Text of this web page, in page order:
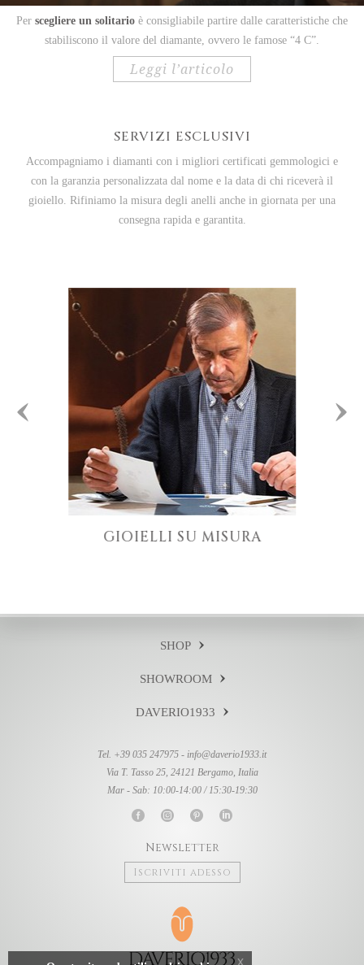
Per scegliere un solitario è consigliabile partire dalle caratteristiche che
stabiliscono il valore del diamante, ovvero le famose “4 C”.
leggi l’articolo
SERVIZI ESCLUSIVI
Accompagniamo i diamanti con i migliori certificati gemmologici e
con la garanzia personalizzata dal nome e la data di chi riceverà il
gioiello. Rifiniamo la misura degli anelli anche in giornata per una
consegna rapida e garantita.
GIOIELLI SU MISURA
SHOP
SHOWROOM
DAVERIO1933
Tel. +39 035 247975 - info@daverio1933.it
Via T. Tasso 25, 24121 Bergamo, Italia
Mar - Sab: 10:00-14:00 / 15:30-19:30
Newsletter
Iscriviti adesso
x